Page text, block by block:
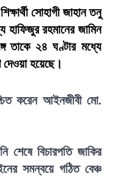
সোহাগী জাহান তনু
হাফিজুর রহমানের জামিন
তাকে ২৪ ঘণ্টার মধ্যে
দেওয়া হয়েছে।
করেন আইনজীবী মো.
বিচারপতি জাকির
সমন্বয়ে গঠিত বেঞ্চ